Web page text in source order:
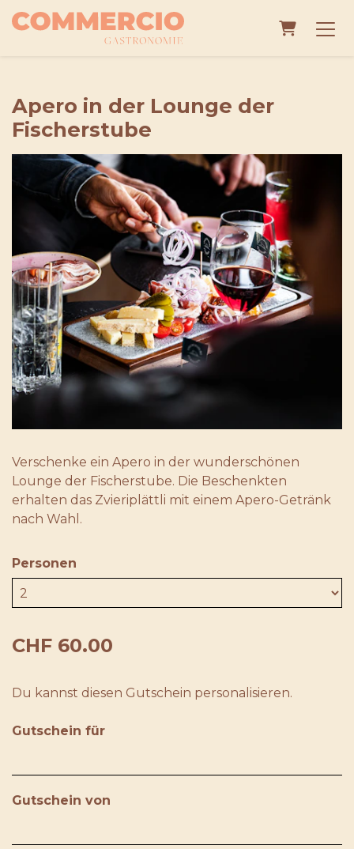
Apero in der Lounge der
Fischerstube
Verschenke ein Apero in der wunderschönen
Lounge der Fischerstube. Die Beschenkten
erhalten das Zvieriplättli mit einem Apero-Getränk
nach Wahl.
Personen
CHF 60.00
Du kannst diesen Gutschein personalisieren.
Gutschein für
Gutschein von